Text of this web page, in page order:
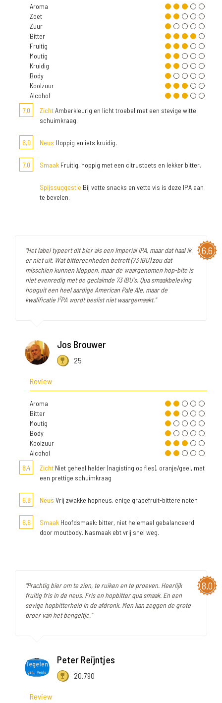
Aroma
Zoet
Zuur
Bitter
Fruitig
Moutig
Kruidig
Body
Koolzuur
Alcohol
7,0
ZichtAmberkleurig en licht troebel met een stevige witte
schuimkraag.
6,0 Neus Hoppig en iets kruidig.
7,0 Smaak Fruitig, hoppig met een citrustoets en lekker bitter.
Spijssuggestie Bij vette snacks en vette vis is deze IPA aan
te bevelen.
6,6
"Het label typeert dit bier als een Imperial IPA, maar dat haal ik
er niet uit. Wat bittereenheden betreft (73 IBU) zou dat
misschien kunnen kloppen, maar de waargenomen hop-bite is
niet evenredig met de geclaimde 73 IBU's. Qua smaakbeleving
hooguit een heel aardige American Pale Ale, maar de
kwalificatie I²PA wordt beslist niet waargemaakt."
Jos Brouwer
25
Review
Aroma
Bitter
Moutig
Body
Koolzuur
Alcohol
8,4
Zicht Niet geheel helder (nagisting op fles), oranje/geel, met
een prettige schuimkraag
6,8 Neus Vrij zwakke hopneus, enige grapefruit-bittere noten
6,6 Smaak Hoofdsmaak: bitter, niet helemaal gebalanceerd
door moutbody. Nasmaak ebt vrij snel weg.
8,0
"Prachtig bier om te zien, te ruiken en te proeven. Heerlijk
fruitig fris in de neus. Fris en hopbitter qua smaak. En een
sevige hopbitterheid in de afdronk. Men kan zeggen de grote
broer van het bengeltje."
Peter Reijntjes
20.790
Review